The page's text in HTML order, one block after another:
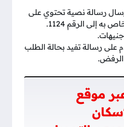
رسالة نصية تحتوي على
به إلى الرقم 1124.
رسالة تفيد بحالة الطلب
الرفض.
موقع